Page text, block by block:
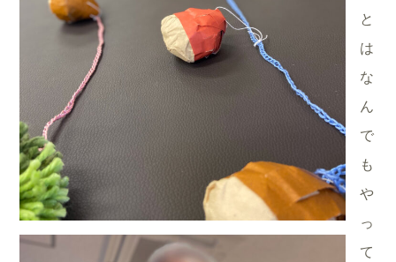
と
は
な
ん
で
も
や
っ
て